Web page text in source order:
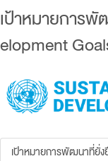
เป้าหมายการ
elopment
เป้าหมายการพัฒนาที่ยั่ง